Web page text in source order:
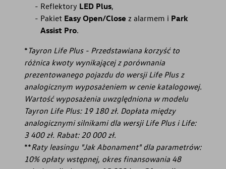
Reflektory LED Plus,
Pakiet Easy Open/Close z alarmem i Park
Assist Pro.
* Tayron Life Plus - Przedstawiana korzyść to
różnica kwoty wynikającej z porównania
prezentowanego pojazdu do wersji Life Plus z
analogicznym wyposażeniem w cenie katalogowej.
Wartość wyposażenia uwzględniona w modelu
Tayron Life Plus: 19 180 zł. Dopłata między
analogicznymi silnikami dla wersji Life Plus i Life:
3 400 zł. Rabat: 20 000 zł.
**Raty leasingu "Jak Abonament" dla parametrów:
10% opłaty wstępnej, okres finansowania 48